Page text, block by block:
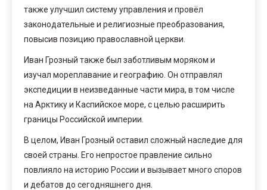
также улучшил систему управления и провёл
законодательные и религиозные преобразования,
повысив позицию православной церкви.
Иван Грозный также был заботливым моряком и
изучал мореплавание и географию. Он отправлял
экспедиции в неизведанные части мира, в том числе
на Арктику и Каспийское море, с целью расширить
границы Российской империи.
В целом, Иван Грозный оставил сложный наследие для
своей страны. Его непростое правление сильно
повлияло на историю России и вызывает много споров
и дебатов до сегодняшнего дня.